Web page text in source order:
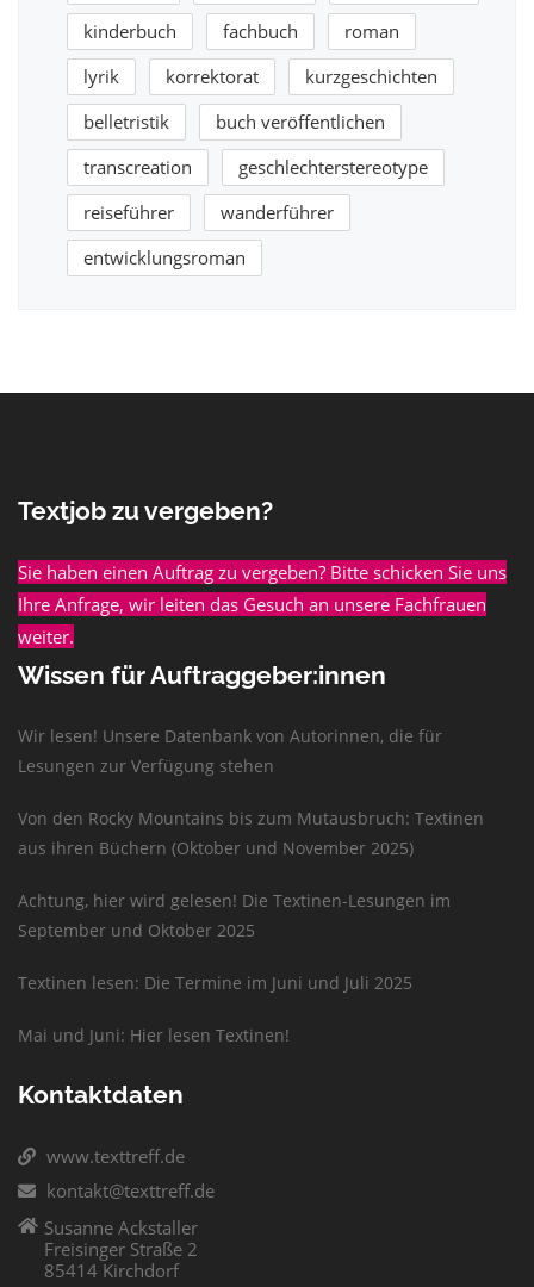
kinderbuch
fachbuch
roman
lyrik
korrektorat
kurzgeschichten
belletristik
buch veröffentlichen
transcreation
geschlechterstereotype
reiseführer
wanderführer
entwicklungsroman
Textjob zu vergeben?
Sie haben einen Auftrag zu vergeben? Bitte schicken Sie uns
Ihre Anfrage, wir leiten das Gesuch an unsere Fachfrauen
weiter.
Wissen für Auftraggeber:innen
Wir lesen! Unsere Datenbank von Autorinnen, die für
Lesungen zur Verfügung stehen
Von den Rocky Mountains bis zum Mutausbruch: Textinen
aus ihren Büchern (Oktober und November 2025)
Achtung, hier wird gelesen! Die Textinen-Lesungen im
September und Oktober 2025
Textinen lesen: Die Termine im Juni und Juli 2025
Mai und Juni: Hier lesen Textinen!
Kontaktdaten
www.texttreff.de
kontakt@texttreff.de
Susanne Ackstaller
Freisinger Straße 2
85414 Kirchdorf